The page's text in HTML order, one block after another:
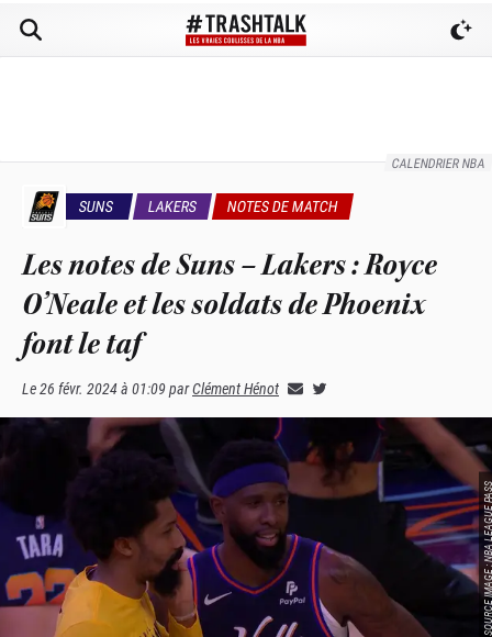
CALENDRIER NBA
SUNS LAKERS NOTES DE MATCH
Les notes de Suns – Lakers : Royce
O’Neale et les soldats de Phoenix
font le taf
Le26 févr. 2024 à 01:09parClément Hénot
SOURCE